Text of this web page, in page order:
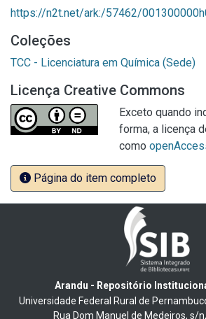
https://n2t.net/ark:/57462/
Coleções
TCC - Licenciatura em Química (Sede)
Licença Creative Commons
Exceto quando
forma, a licença
como
Página do item completo
Arandu - Repositório
Universidade Federal Rural de
Rua Dom Manuel de Medeiros, s/